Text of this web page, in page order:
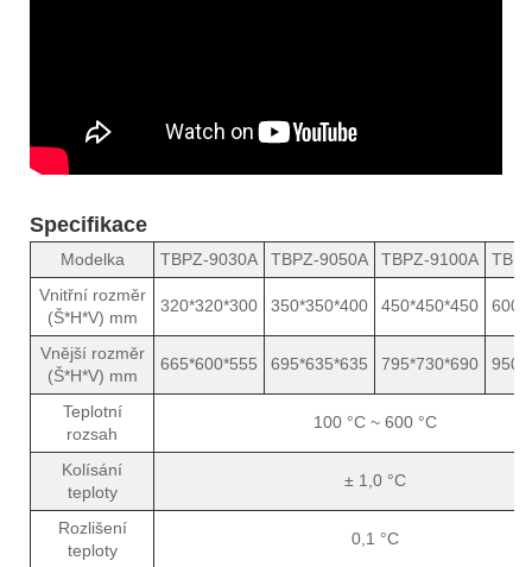
Specifikace
Modelka TBPZ-9030A TBPZ-9050A TBPZ-9100A
Vnitřní rozměr
(Š*H*V) mm
320*320*300 350*350*400 450*450*450
Vnější rozměr
(Š*H*V) mm
665*600*555 695*635*635 795*730*690
Teplotní
rozsah
100 °C ~ 600 °C
Kolísání
teploty
± 1,0 °C
Rozlišení
teploty
0,1 °C